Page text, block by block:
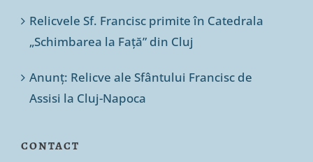
Relicvele Sf. Francisc primite în Catedrala
„Schimbarea la Față” din Cluj
Anunț: Relicve ale Sfântului Francisc de
Assisi la Cluj-Napoca
CONTACT